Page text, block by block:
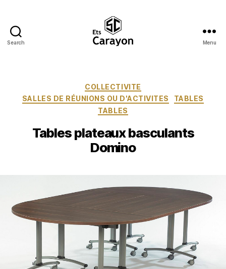
Search Menu
Catégories
COLLECTIVITE
SALLES DE RÉUNIONS OU D'ACTIVITES
TABLES
TABLES
Tables plateaux basculants
Domino